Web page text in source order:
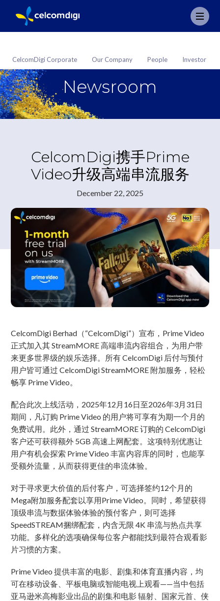
CelcomDigi Corporate Our Company People Investor
Newsroom
CelcomDigi携手Prime
Video升级高端串流服务
December 22, 2025
CelcomDigi Berhad（“CelcomDigi”）宣布，Prime Video
正式加入其 StreamMORE 高端串流内容组合，为用户带
来更多世界级的娱乐选择。所有 CelcomDigi 后付与预付
用户皆可通过 CelcomDigi StreamMORE 附加服务，轻松
畅享 Prime Video。
配合此次上线活动，2025年12月16日至2026年3月31日
期间，凡订购 Prime Video 的用户将可享有为期一个月的
免费试用。此外，通过 StreamMORE 订购的 CelcomDigi
客户还可获得额外 5GB 高速上网配套。这项特别优惠让
用户有机会探索 Prime Video 丰富内容库的同时，也能享
受额外流量，从而获得更佳的串流体验。
对于寻求更大价值的后付客户，可选择签约12个月的
Mega附加服务配套以享用Prime Video。同时，希望获得
顶级串流与数据体验体验的预付客户，则可选择
SpeedSTREAM捆绑配套，内含无限 4K 串流与热点共享
功能。多样化的选项确保每位客户都能找到最符合观看影
片习惯的方案。
Prime Video 提供丰富的电影、剧集和体育直播内容，均
可在移动设备、平板电脑或智能电视上观看——当中包括
亚马逊米高梅影业出品的剧集和电影 辐射、国家元首、侠